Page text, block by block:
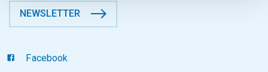
NEWSLETTER
Facebook